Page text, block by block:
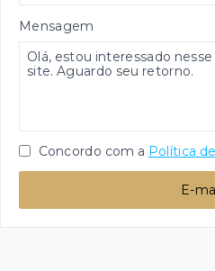
Mensagem
Concordo com a Política
E-